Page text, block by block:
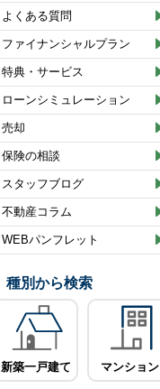
よくある質問
ファイナンシャルプラン
特典・サービス
ローンシミュレーション
売却
保険の相談
スタッフブログ
不動産コラム
WEBパンフレット
種別から検索
新築一戸建て マンション